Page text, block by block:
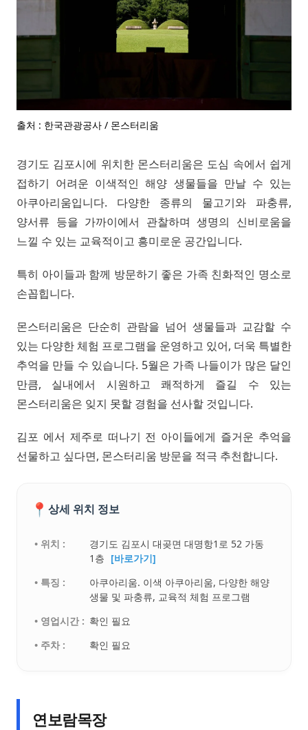
출처 : 한국관광공사 / 몬스터리움
경기도 김포시에 위치한 몬스터리움은 도심 속에서 쉽게
접하기 어려운 이색적인 해양 생물들을 만날 수 있는
아쿠아리움입니다. 다양한 종류의 물고기와 파충류,
양서류 등을 가까이에서 관찰하며 생명의 신비로움을
느낄 수 있는 교육적이고 흥미로운 공간입니다.
특히 아이들과 함께 방문하기 좋은 가족 친화적인 명소로
손꼽힙니다.
몬스터리움은 단순히 관람을 넘어 생물들과 교감할 수
있는 다양한 체험 프로그램을 운영하고 있어, 더욱 특별한
추억을 만들 수 있습니다. 5월은 가족 나들이가 많은 달인
만큼, 실내에서 시원하고 쾌적하게 즐길 수 있는
몬스터리움은 잊지 못할 경험을 선사할 것입니다.
김포 에서 제주로 떠나기 전 아이들에게 즐거운 추억을
선물하고 싶다면, 몬스터리움 방문을 적극 추천합니다.
📍 상세 위치 정보
• 위치 :
경기도 김포시 대곶면 대명항1로 52 가동
1층 [바로가기]
• 특징 :
아쿠아리움. 이색 아쿠아리움, 다양한 해양
생물 및 파충류, 교육적 체험 프로그램
• 영업시간 : 확인 필요
• 주차 :
확인 필요
연보람목장